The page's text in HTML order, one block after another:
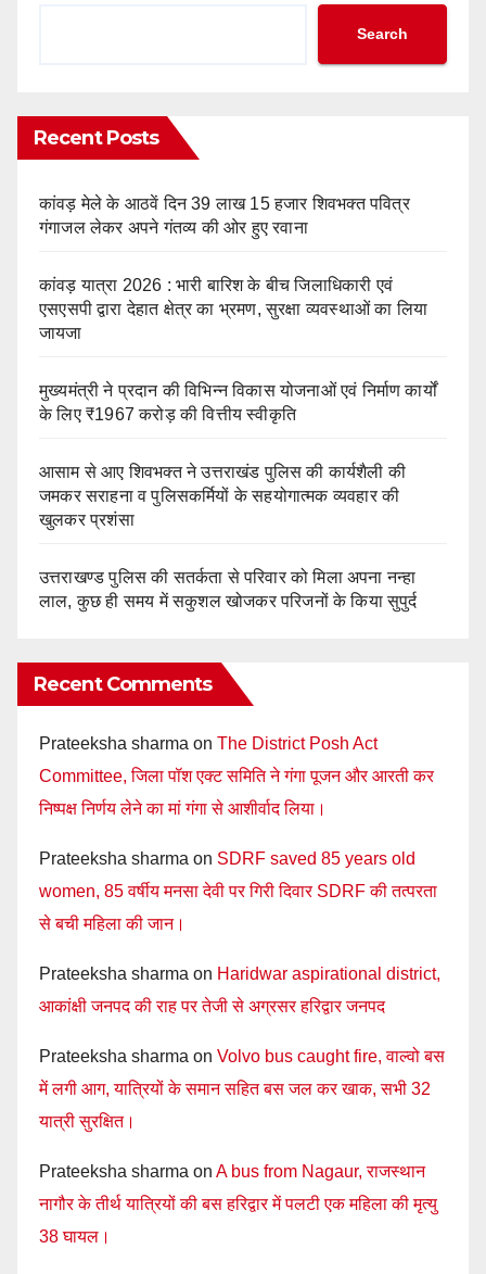
Search
Recent Posts
कांवड़ मेले के आठवें दिन 39 लाख 15 हजार शिवभक्त पवित्र
गंगाजल लेकर अपने गंतव्य की ओर हुए रवाना
कांवड़ यात्रा 2026 : भारी बारिश के बीच जिलाधिकारी एवं
एसएसपी द्वारा देहात क्षेत्र का भ्रमण, सुरक्षा व्यवस्थाओं का लिया
जायजा
मुख्यमंत्री ने प्रदान की विभिन्न विकास योजनाओं एवं निर्माण कार्यों
के लिए ₹1967 करोड़ की वित्तीय स्वीकृति
आसाम से आए शिवभक्त ने उत्तराखंड पुलिस की कार्यशैली की
जमकर सराहना व पुलिसकर्मियों के सहयोगात्मक व्यवहार की
खुलकर प्रशंसा
उत्तराखण्ड पुलिस की सतर्कता से परिवार को मिला अपना नन्हा
लाल, कुछ ही समय में सकुशल खोजकर परिजनों के किया सुपुर्द
Recent Comments
Prateeksha sharma on The District Posh Act
Committee, जिला पॉश एक्ट समिति ने गंगा पूजन और आरती कर
निष्पक्ष निर्णय लेने का मां गंगा से आशीर्वाद लिया।
Prateeksha sharma on SDRF saved 85 years old
women, 85 वर्षीय मनसा देवी पर गिरी दिवार SDRF की तत्परता
से बची महिला की जान।
Prateeksha sharma on Haridwar aspirational district,
आकांक्षी जनपद की राह पर तेजी से अग्रसर हरिद्वार जनपद
Prateeksha sharma on Volvo bus caught fire, वाल्वो बस
में लगी आग, यात्रियों के समान सहित बस जल कर खाक, सभी 32
यात्री सुरक्षित।
Prateeksha sharma on A bus from Nagaur, राजस्थान
नागौर के तीर्थ यात्रियों की बस हरिद्वार में पलटी एक महिला की मृत्यु
38 घायल।